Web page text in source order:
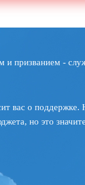
и призванием -
вас о поддержке.
но это